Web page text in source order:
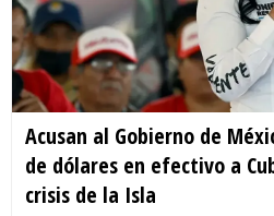
Acusan al Gobierno de
de dólares en efectivo a
crisis de la Isla